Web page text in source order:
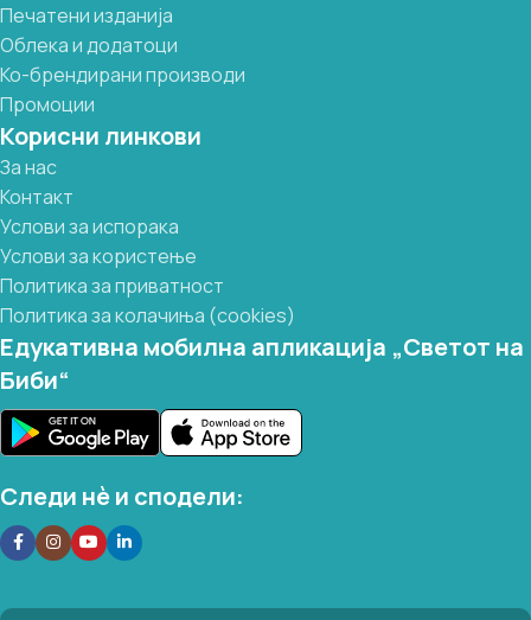
Печатени изданија
Облека и додатоци
Ко-брендирани производи
Промоции
Корисни линкови
За нас
Контакт
Услови за испорака
Услови за користење
Политика за приватност
Политика за колачиња (cookies)
Едукативна мобилна апликација „Светот на
Биби“
Следи нѐ и сподели: